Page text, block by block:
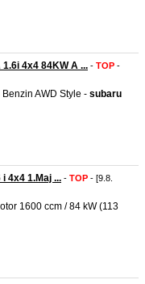
4x4 84KW A ... - TOP -
Benzin AWD Style - subaru
4x4 1.Maj ... - TOP - [9.8.
1600 ccm / 84 kW (113